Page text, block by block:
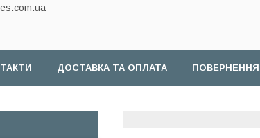
ДОСТАВКА ТА ОПЛАТА ПОВЕРНЕННЯ